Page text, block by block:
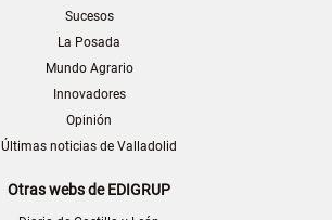
Sucesos
La Posada
Mundo Agrario
Innovadores
Opinión
Últimas noticias de Valladolid
Otras webs de EDIGRUP